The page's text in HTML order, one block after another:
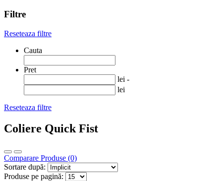
Filtre
Reseteaza filtre
Cauta
Pret
lei -
lei
Reseteaza filtre
Coliere Quick Fist
Comparare Produse (0)
Sortare după:
Produse pe pagină: